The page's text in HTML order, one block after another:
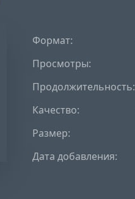
Формат:
Просмотры:
Продолжительность:
Качество:
Размер:
Дата добавления: